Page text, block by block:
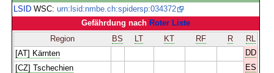
LSID WSC:urn:lsid:nmbe.ch:spidersp:034372
Gefährdung nach Roter Liste
Region
BS LT KT RF R
RL
[AT] Kärnten
DD
[CZ] Tschechien
ES